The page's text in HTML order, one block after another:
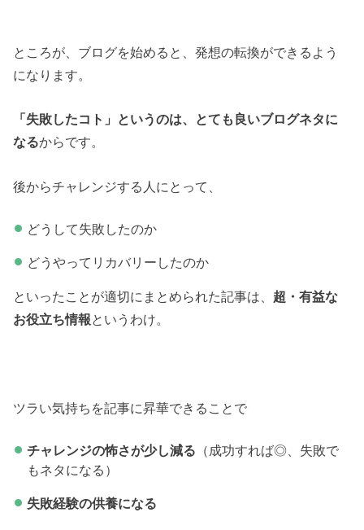
ところが、ブログを始めると、発想の転換ができるよう
になります。
「失敗したコト」というのは、とても良いブログネタに
なるからです。
後からチャレンジする人にとって、
どうして失敗したのか
どうやってリカバリーしたのか
といったことが適切にまとめられた記事は、 超・有益な
お役立ち情報というわけ。
ツラい気持ちを記事に昇華できることで
チャレンジの怖さが少し減る （成功すれば◎、失敗で
もネタになる）
失敗経験の供養になる